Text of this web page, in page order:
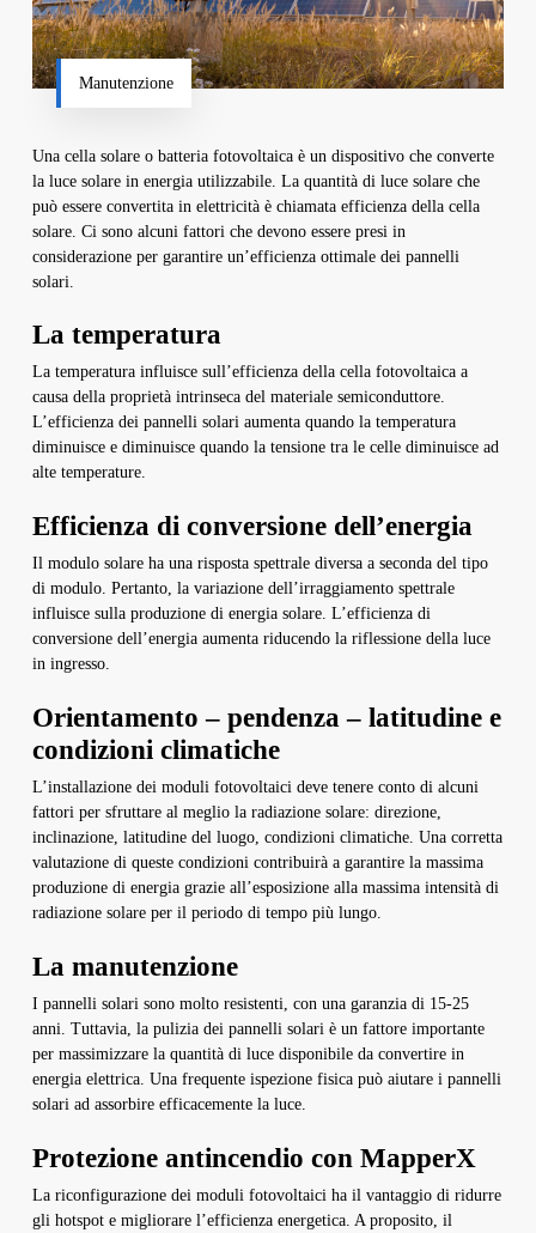
Manutenzione
Una cella solare o batteria fotovoltaica è un dispositivo che converte
la luce solare in energia utilizzabile. La quantità di luce solare che
può essere convertita in elettricità è chiamata efficienza della cella
solare. Ci sono alcuni fattori che devono essere presi in
considerazione per garantire un’efficienza ottimale dei pannelli
solari.
La temperatura
La temperatura influisce sull’efficienza della cella fotovoltaica a
causa della proprietà intrinseca del materiale semiconduttore.
L’efficienza dei pannelli solari aumenta quando la temperatura
diminuisce e diminuisce quando la tensione tra le celle diminuisce ad
alte temperature.
Efficienza di conversione dell’energia
Il modulo solare ha una risposta spettrale diversa a seconda del tipo
di modulo. Pertanto, la variazione dell’irraggiamento spettrale
influisce sulla produzione di energia solare. L’efficienza di
conversione dell’energia aumenta riducendo la riflessione della luce
in ingresso.
Orientamento – pendenza – latitudine e
condizioni climatiche
L’installazione dei moduli fotovoltaici deve tenere conto di alcuni
fattori per sfruttare al meglio la radiazione solare: direzione,
inclinazione, latitudine del luogo, condizioni climatiche. Una corretta
valutazione di queste condizioni contribuirà a garantire la massima
produzione di energia grazie all’esposizione alla massima intensità di
radiazione solare per il periodo di tempo più lungo.
La manutenzione
I pannelli solari sono molto resistenti, con una garanzia di 15-25
anni. Tuttavia, la pulizia dei pannelli solari è un fattore importante
per massimizzare la quantità di luce disponibile da convertire in
energia elettrica. Una frequente ispezione fisica può aiutare i pannelli
solari ad assorbire efficacemente la luce.
Protezione antincendio con MapperX
La riconfigurazione dei moduli fotovoltaici ha il vantaggio di ridurre
gli hotspot e migliorare l’efficienza energetica. A proposito, il